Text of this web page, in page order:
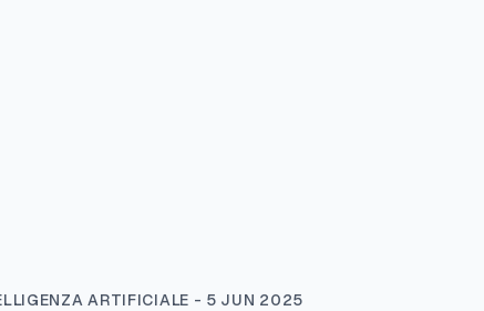
ARTIFICIALE - 5 JUN 2025